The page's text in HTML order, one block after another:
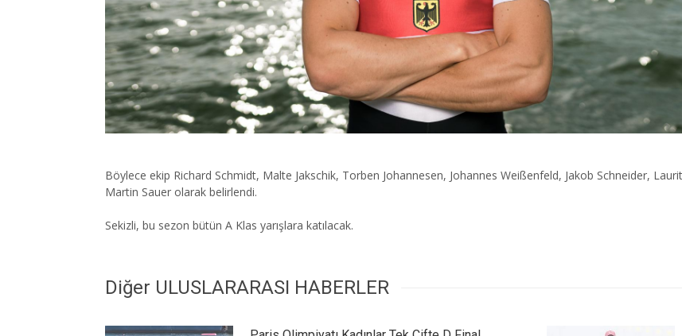
Böylece ekip Richard Schmidt, Malte Jakschik, Torben Johannesen, Johannes Weißenfeld, Jakob Schneider,
Martin Sauer olarak belirlendi.
Sekizli, bu sezon bütün A Klas yarışlara katılacak.
Diğer ULUSLARARASI HABERLER